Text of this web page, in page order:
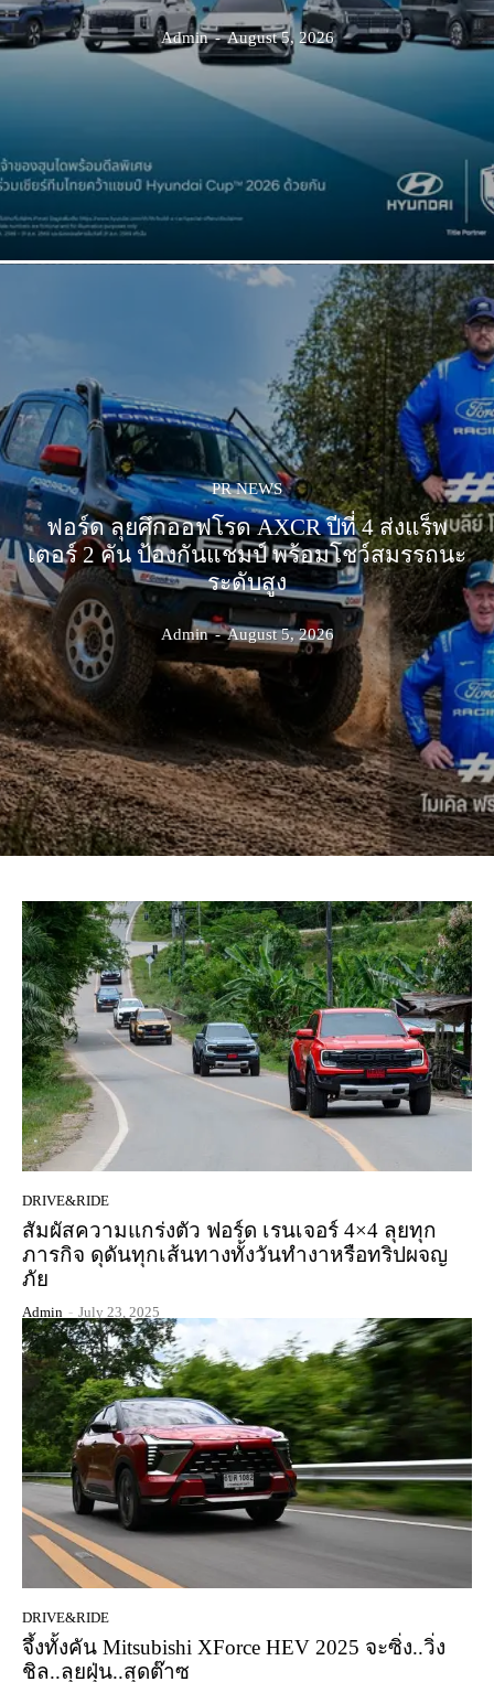
Admin - August 5, 2026
PR NEWS
ฟอร์ด ลุยศึกออฟโรด AXCR ปีที่ 4 ส่งแร็พ
เตอร์ 2 คัน ป้องกันแชมป์ พร้อมโชว์สมรรถนะ
ระดับสูง
Admin - August 5, 2026
DRIVE&RIDE
สัมผัสความแกร่งตัว ฟอร์ด เรนเจอร์ 4×4 ลุยทุก
ภารกิจ ดุดันทุกเส้นทางทั้งวันทำงาหรือทริปผจญ
ภัย
Admin - July 23, 2025
DRIVE&RIDE
จึ้งทั้งคัน Mitsubishi XForce HEV 2025 จะซิ่ง..วิ่ง
ชิล..ลุยฝุ่น..สุดต๊าซ